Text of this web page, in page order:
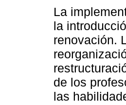
La
la
renovación.
de los
las